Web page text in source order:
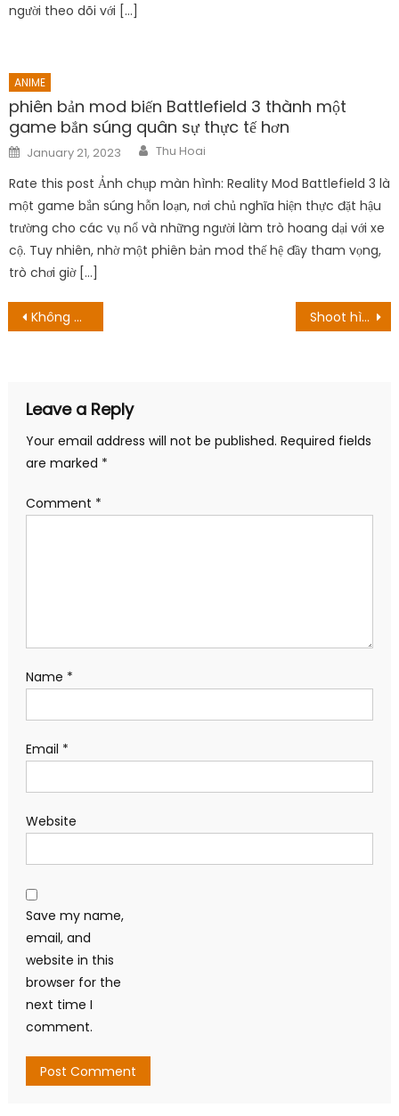
người theo dõi với […]
ANIME
phiên bản mod biến Battlefield 3 thành một
game bắn súng quân sự thực tế hơn
Posted
on
January 21, 2023 Author
Thu Hoai
Rate this post Ảnh chụp màn hình: Reality Mod Battlefield 3 là
một game bắn súng hỗn loạn, nơi chủ nghĩa hiện thực đặt hậu
trường cho các vụ nổ và những người làm trò hoang dại với xe
cộ. Tuy nhiên, nhờ một phiên bản mod thế hệ đầy tham vọng,
trò chơi giờ […]
Post
Không có kết thúc tín dụng cảnh được giảng giải Shoot hình là gì trong cosplay? to have shoot hình hoàn toàn cần những gì?
Leave a Reply
Your email address will not be published. Required fields
are marked *
Comment *
Name *
Email *
Website
Save my name,
email, and
website in this
browser for the
next time I
comment.